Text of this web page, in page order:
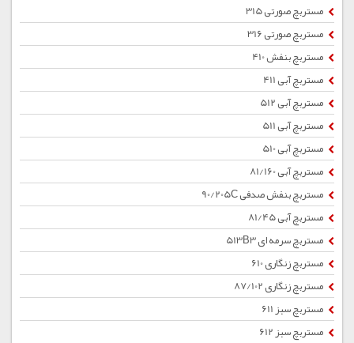
مستربچ صورتی 315
مستربچ صورتی 316
مستربچ بنفش 410
مستربچ آبی 411
مستربچ آبی 512
مستربچ آبی 511
مستربچ آبی 510
مستربچ آبی 81/160
مستربچ بنفش صدفی 90/205C
مستربچ آبی 81/45
مستربچ سرمه ای 513B3
مستربچ زنگاری 610
مستربچ زنگاری 87/102
مستربچ سبز 611
مستربچ سبز 612